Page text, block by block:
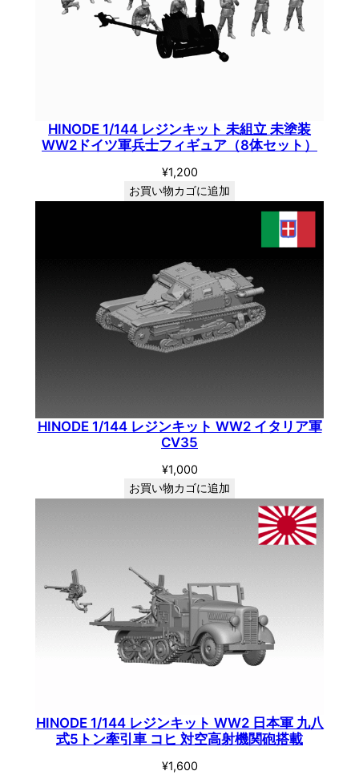
HINODE 1/144 レジンキット 未組立 未塗装
WW2ドイツ軍兵士フィギュア（8体セット）
¥1,200
お買い物カゴに追加
HINODE 1/144 レジンキット WW2 イタリア軍
CV35
¥1,000
お買い物カゴに追加
HINODE 1/144 レジンキット WW2 日本軍 九八
式5トン牽引車 コヒ 対空高射機関砲搭載
¥1,600